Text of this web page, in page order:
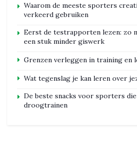
Waarom de meeste sporters
verkeerd gebruiken
Eerst de testrapporten lezen: zo
een stuk minder giswerk
Grenzen verleggen in training en
Wat tegenslag je kan leren over
De beste snacks voor sporters
droogtrainen